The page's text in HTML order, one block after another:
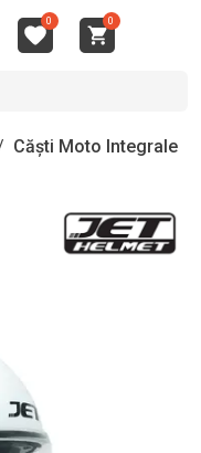
0 0
Căști Moto Integrale